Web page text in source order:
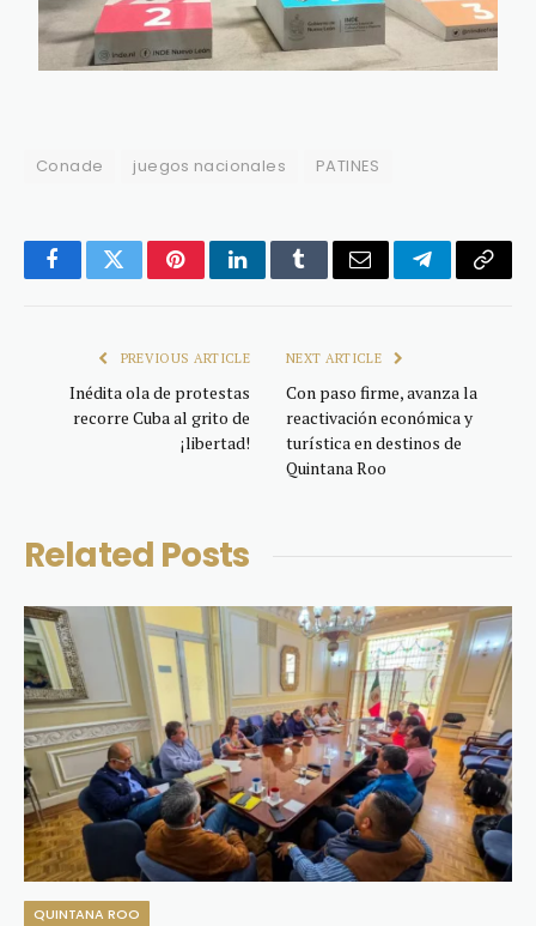
Conade juegos nacionales PATINES
FacebookTwitterPinterestLinkedInTumblrEmail TelegramCopy
PREVIOUS ARTICLE
Inédita ola de protestas
recorre Cuba al grito de
¡libertad!
NEXT ARTICLE
Con paso firme, avanza la
reactivación económica y
turística en destinos de
Quintana Roo
Related Posts
QUINTANA ROO